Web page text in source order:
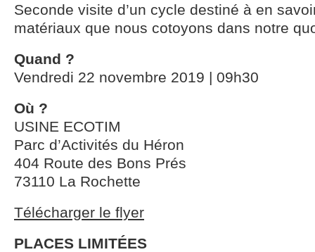
Seconde visite d’un cycle destiné à en
matériaux que nous cotoyons dans notre
Quand ?
Vendredi 22 novembre 2019 | 09h30
Où ?
USINE ECOTIM
Parc d’Activités du Héron
404 Route des Bons Prés
73110 La Rochette
Télécharger le flyer
PLACES LIMITÉES